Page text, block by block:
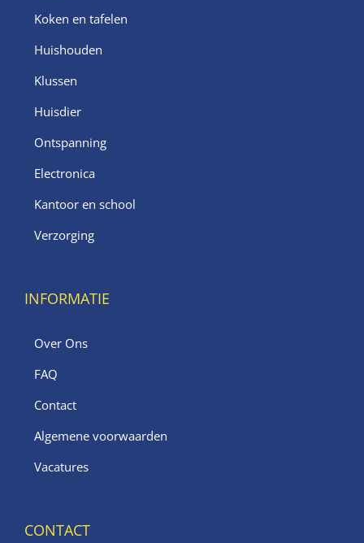
Koken en tafelen
Huishouden
Klussen
Huisdier
Ontspanning
Electronica
Kantoor en school
Verzorging
INFORMATIE
Over Ons
FAQ
Contact
Algemene voorwaarden
Vacatures
CONTACT